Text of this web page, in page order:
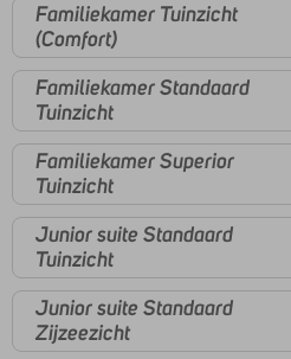
Familiekamer Tuinzicht
(Comfort)
Familiekamer Standaard
Tuinzicht
Familiekamer Superior
Tuinzicht
Junior suite Standaard
Tuinzicht
Junior suite Standaard
Zijzeezicht